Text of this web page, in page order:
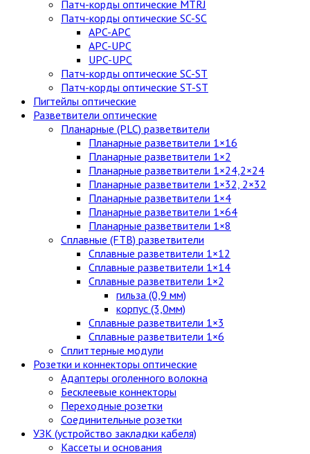
Патч-корды оптические MTRJ
Патч-корды оптические SC-SC
APC-APC
APC-UPC
UPC-UPC
Патч-корды оптические SC-ST
Патч-корды оптические ST-ST
Пигтейлы оптические
Разветвители оптические
Планарные (PLC) разветвители
Планарные разветвители 1×16
Планарные разветвители 1×2
Планарные разветвители 1×24,2×24
Планарные разветвители 1×32, 2×32
Планарные разветвители 1×4
Планарные разветвители 1×64
Планарные разветвители 1×8
Сплавные (FTB) разветвители
Сплавные разветвители 1×12
Сплавные разветвители 1×14
Сплавные разветвители 1×2
гильза (0,9 мм)
корпус (3,0мм)
Сплавные разветвители 1×3
Сплавные разветвители 1×6
Сплиттерные модули
Розетки и коннекторы оптические
Адаптеры оголенного волокна
Бесклеевые коннекторы
Переходные розетки
Соединительные розетки
УЗК (устройство закладки кабеля)
Кассеты и основания